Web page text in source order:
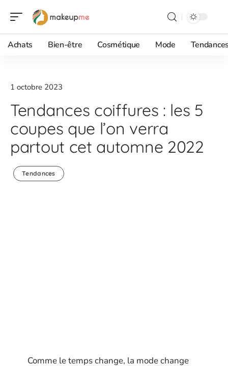
Achats Bien-être Cosmétique Mode
1 octobre 2023
Tendances coiffures : les 5
coupes que l’on verra
partout cet automne 2022
Tendances
Comme le temps change, la mode change